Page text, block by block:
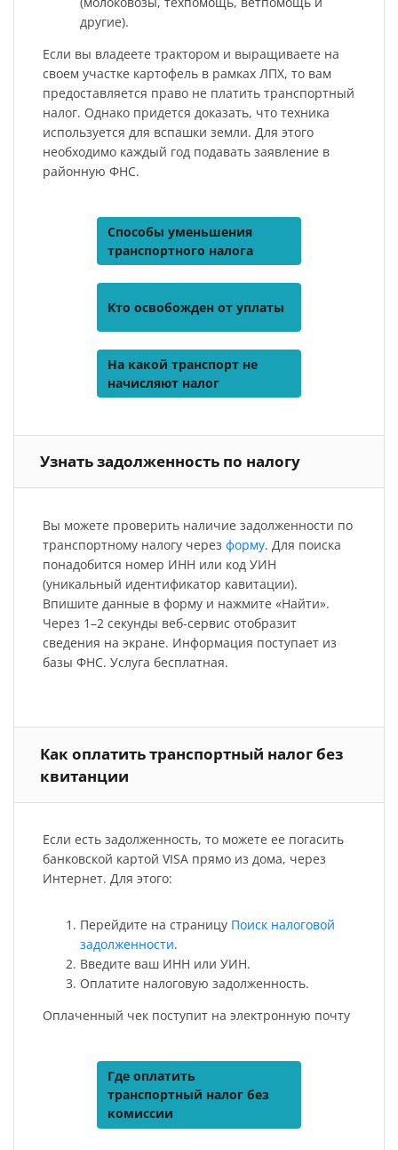
другие).
Если вы владеете трактором и выращиваете на
своем участке картофель в рамках ЛПХ, то вам
предоставляется право не платить транспортный
налог. Однако придется доказать, что техника
используется для вспашки земли. Для этого
необходимо каждый год подавать заявление в
районную ФНС.
Способы уменьшения
транспортного налога
Кто освобожден от уплаты
На какой транспорт не
начисляют налог
Узнать задолженность по налогу
Вы можете проверить наличие задолженности по
транспортному налогу через форму. Для поиска
понадобится номер ИНН или код УИН
(уникальный идентификатор кавитации).
Впишите данные в форму и нажмите «Найти».
Через 1–2 секунды веб-сервис отобразит
сведения на экране. Информация поступает из
базы ФНС. Услуга бесплатная.
Как оплатить транспортный налог без
квитанции
Если есть задолженность, то можете ее погасить
банковской картой VISA прямо из дома, через
Интернет. Для этого:
Перейдите на страницу Поиск налоговой
задолженности.
Введите ваш ИНН или УИН.
Оплатите налоговую задолженность.
Оплаченный чек поступит на электронную почту
Где оплатить
транспортный налог без
комиссии